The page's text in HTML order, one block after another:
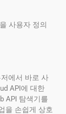
사용자 정의
에서 바로 사
API에 대한
API 탐색기를
을 손쉽게 상호